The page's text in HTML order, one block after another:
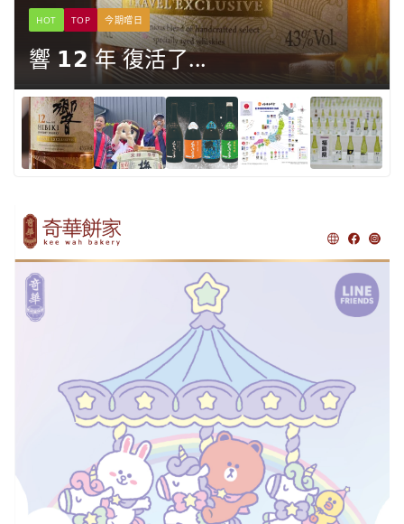
HOT TOP 今期嚐日
響 𝟭𝟮 年 復活了...